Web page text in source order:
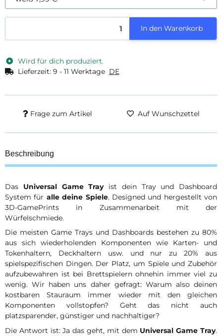
In den Warenkorb
Wird für dich produziert.
Lieferzeit: 9 - 11 Werktage DE
Frage zum Artikel Auf Wunschzettel
Beschreibung
Das Universal Game Trayist dein Tray und Dashboard
System für alle deine Spiele. Designed und hergestellt von
3D-GamePrints in Zusammenarbeit mit der
Würfelschmiede.
Die meisten Game Trays und Dashboards bestehen zu 80%
aus sich wiederholenden Komponenten wie Karten- und
Tokenhaltern, Deckhaltern usw. und nur zu 20% aus
spielspezifischen Dingen. Der Platz, um Spiele und Zubehör
aufzubewahren ist bei Brettspielern ohnehin immer viel zu
wenig. Wir haben uns daher gefragt: Warum also deinen
kostbaren Stauraum immer wieder mit den gleichen
Komponenten vollstopfen? Geht das nicht auch
platzsparender, günstiger und nachhaltiger?
Die Antwort ist: Ja das geht, mit dem Universal Game Tray.